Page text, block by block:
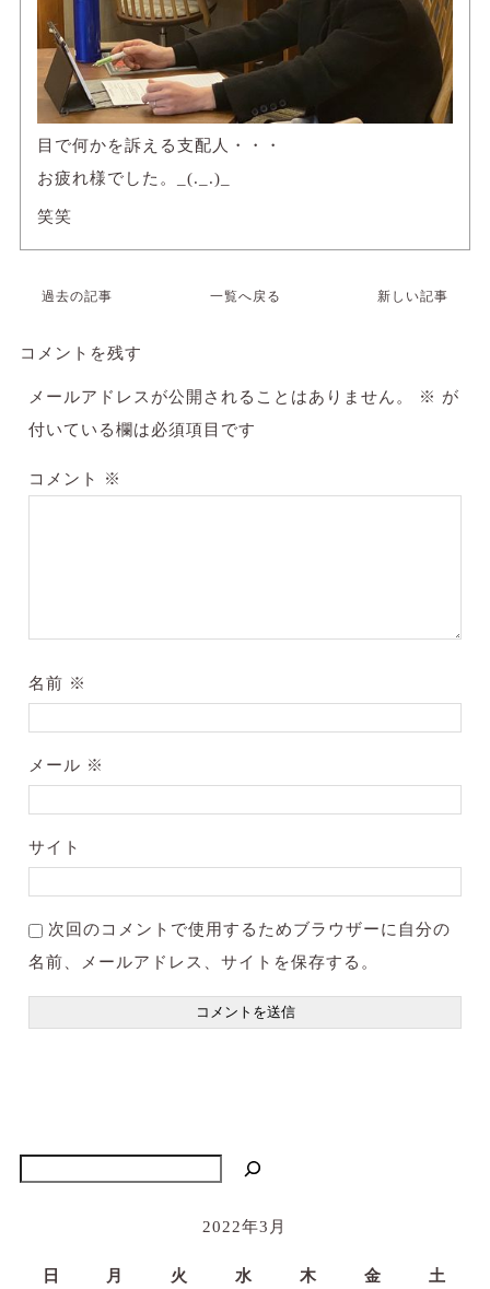
目で何かを訴える支配人・・・
お疲れ様でした。_(._.)_
笑笑
過去の記事 一覧へ戻る 新しい記事
コメントを残す
メールアドレスが公開されることはありません。 ※ が
付いている欄は必須項目です
コメント ※
名前 ※
メール ※
サイト
次回のコメントで使用するためブラウザーに自分の
名前、メールアドレス、サイトを保存する。
2022年3月
日 月 火 水 木 金 土